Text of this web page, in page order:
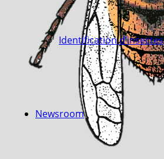
Identification d’insectes
Newsroom